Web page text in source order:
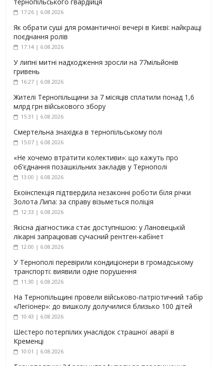
17:26 | 6.08.2026
Як обрати суші для романтичної вечері в Києві: найкращі
поєднання ролів
17:14 | 6.08.2026
У липні митні надходження зросли на 77мільйонів
гривень
16:27 | 6.08.2026
Жителі Тернопільщини за 7 місяців сплатили понад 1,6
млрд грн військового збору
15:31 | 6.08.2026
Смертельна знахідка в тернопільському полі
15:07 | 6.08.2026
«Не хочемо втратити колективи»: що кажуть про
об’єднання позашкільних закладів у Тернополі
13:00 | 6.08.2026
Екоінспекція підтвердила незаконні роботи біля річки
Золота Липа: за справу візьметься поліція
12:33 | 6.08.2026
Якісна діагностика стає доступнішою: у Лановецькій
лікарні запрацював сучасний рентген-кабінет
12:00 | 6.08.2026
У Тернополі перевірили кондиціонери в громадському
транспорті: виявили одне порушення
11:30 | 6.08.2026
На Тернопільщині провели військово-патріотичний табір
«Легіонер»: до вишколу долучилися близько 100 дітей
10:43 | 6.08.2026
Шестеро потерпілих унаслідок страшної аварії в
Кременці
10:01 | 6.08.2026